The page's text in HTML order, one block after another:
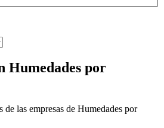
Humedades por
de las empresas de Humedades por